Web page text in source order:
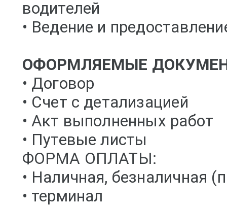
водителей
• Ведение и
ОФОРМЛЯЕМЫЕ
• Договор
• Счет с детализацией
• Акт выполненных работ
• Путевые листы
ФОРМА ОПЛАТЫ:
• Наличная, безналичная
• терминал